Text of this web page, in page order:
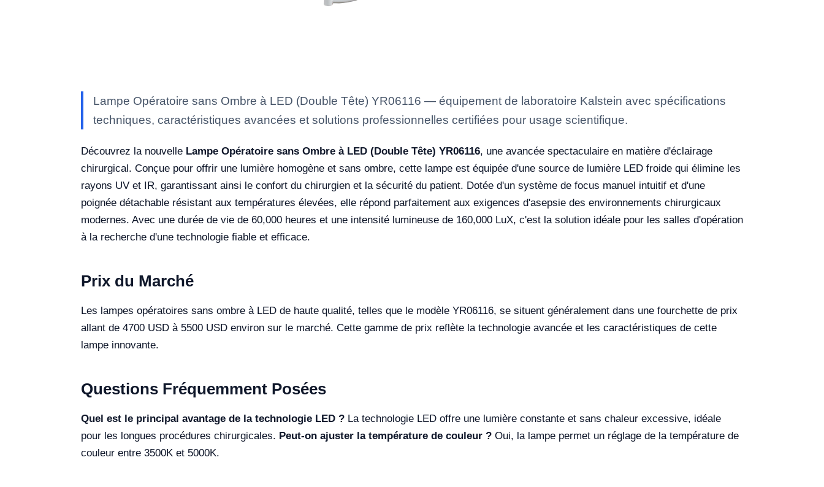
Lampe Opératoire sans Ombre à LED (Double Tête) YR06116 — équipement de laboratoire Kalstein avec spécifications
techniques, caractéristiques avancées et solutions professionnelles certifiées pour usage scientifique.
Découvrez la nouvelle Lampe Opératoire sans Ombre à LED (Double Tête) YR06116, une avancée spectaculaire en matière d'éclairage
chirurgical. Conçue pour offrir une lumière homogène et sans ombre, cette lampe est équipée d'une source de lumière LED froide qui élimine les
rayons UV et IR, garantissant ainsi le confort du chirurgien et la sécurité du patient. Dotée d'un système de focus manuel intuitif et d'une
poignée détachable résistant aux températures élevées, elle répond parfaitement aux exigences d'asepsie des environnements chirurgicaux
modernes. Avec une durée de vie de 60,000 heures et une intensité lumineuse de 160,000 LuX, c'est la solution idéale pour les salles d'opération
à la recherche d'une technologie fiable et efficace.
Prix du Marché
Les lampes opératoires sans ombre à LED de haute qualité, telles que le modèle YR06116, se situent généralement dans une fourchette de prix
allant de 4700 USD à 5500 USD environ sur le marché. Cette gamme de prix reflète la technologie avancée et les caractéristiques de cette
lampe innovante.
Questions Fréquemment Posées
Quel est le principal avantage de la technologie LED ? La technologie LED offre une lumière constante et sans chaleur excessive, idéale
pour les longues procédures chirurgicales. Peut-on ajuster la température de couleur ? Oui, la lampe permet un réglage de la température de
couleur entre 3500K et 5000K.